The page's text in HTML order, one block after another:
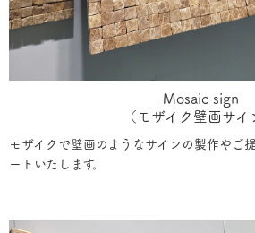
Mosaic sign
（モザイク壁画サイ
モザイクで壁画のようなサインの製作やご
ートいたします。